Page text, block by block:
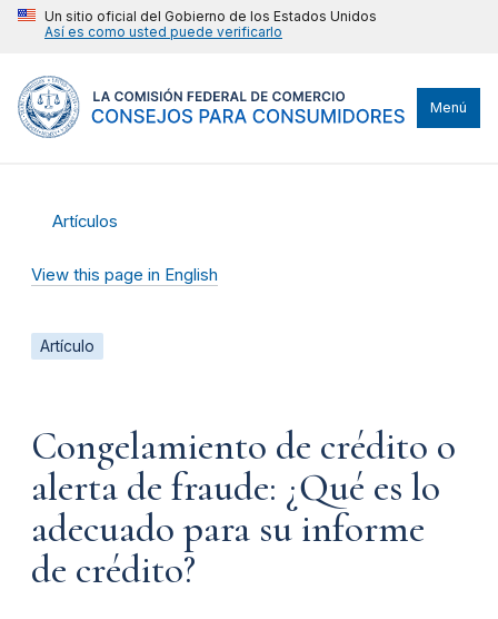
Un sitio oficial del Gobierno de los Estados Unidos
Así es como usted puede verificarlo
Menú
Artículos
View this page in English
Artículo
Congelamiento de crédito o
alerta de fraude: ¿Qué es lo
adecuado para su informe
de crédito?